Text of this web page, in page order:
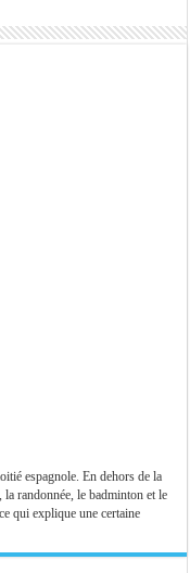
espagnole. En dehors de la
randonnée, le badminton et le
qui explique une certaine